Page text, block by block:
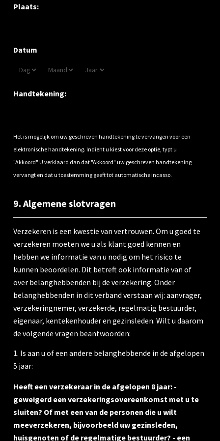
Plaats:
Datum
Handtekening:
Het is mogelijk om uw geschreven handtekening te vervangen voor een
elektronische handtekening. Indient u kiest voor deze optie, typt u
"Akkoord" U verklaard dan dat "Akkoord" uw geschreven handtekening
vervangt en dat u toestemming geeft tot automatische incasso.
9. Algemene slotvragen
Verzekeren is een kwestie van vertrouwen. Om u goed te
verzekeren moeten we u als klant goed kennen en
hebben we informatie van u nodig om het risico te
kunnen beoordelen. Dit betreft ook informatie van of
over belanghebbenden bij de verzekering. Onder
belanghebbenden in dit verband verstaan wij: aanvrager,
verzekeringnemer, verzekerde, regelmatig bestuurder,
eigenaar, kentekenhouder en gezinsleden. Wilt u daarom
de volgende vragen beantwoorden:
1. Is aan u of een andere belanghebbende in de afgelopen
5 jaar:
Heeft een verzekeraar in de afgelopen 8 jaar: -
geweigerd een verzekeringsovereenkomst met u te
sluiten? Of met een van de personen die u wilt
meeverzekeren, bijvoorbeeld uw gezinsleden,
huisgenoten of de regelmatige bestuurder? - een